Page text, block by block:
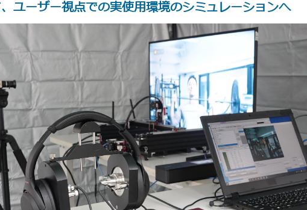
ユーザー視点での実使用環境のシミュレーションへ